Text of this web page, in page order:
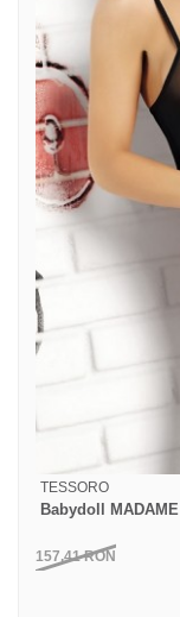
TESSORO
Babydoll MADAME
157,41RON